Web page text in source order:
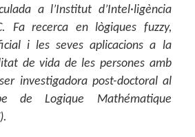
a l’Institut d’Intel·ligència
Fa recerca en lògiques fuzzy,
i les seves aplicacions a la
de vida de les persones amb
investigadora post-doctoral al
de Logique Mathématique